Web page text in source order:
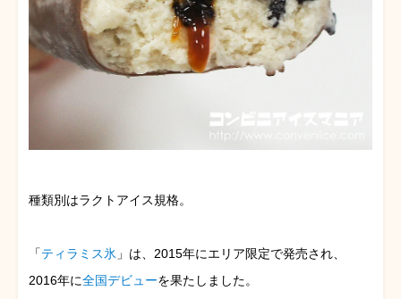
種類別はラクトアイス規格。
「ティラミス氷 」は、2015年にエリア限定で発売され、
2016年に全国デビューを果たしました。